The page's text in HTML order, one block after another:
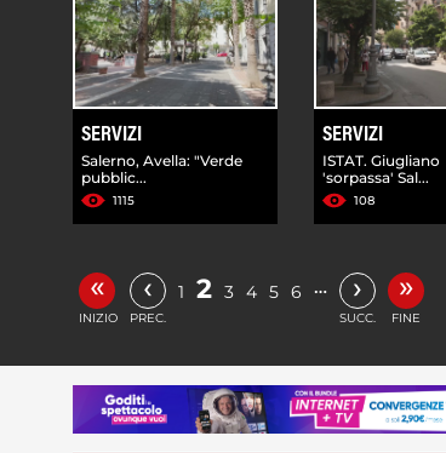
SERVIZI
Salerno, Avella: "Verde
pubblic...
1115
SERVIZI
ISTAT. Giugliano
'sorpassa' Sal...
108
«
INIZIO
‹
PREC.
1 2 3 4 5 6 … ›
SUCC.
»
FINE